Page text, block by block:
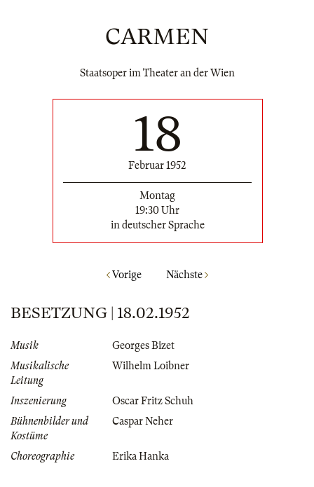
CARMEN
Staatsoper im Theater an der Wien
18
Februar 1952
Montag
19:30 Uhr
in deutscher Sprache
Vorige Nächste
BESETZUNG | 18.02.1952
Musik
Georges Bizet
Musikalische
Leitung
Wilhelm Loibner
Inszenierung
Oscar Fritz Schuh
Bühnenbilder und
Kostüme
Caspar Neher
Choreographie Erika Hanka